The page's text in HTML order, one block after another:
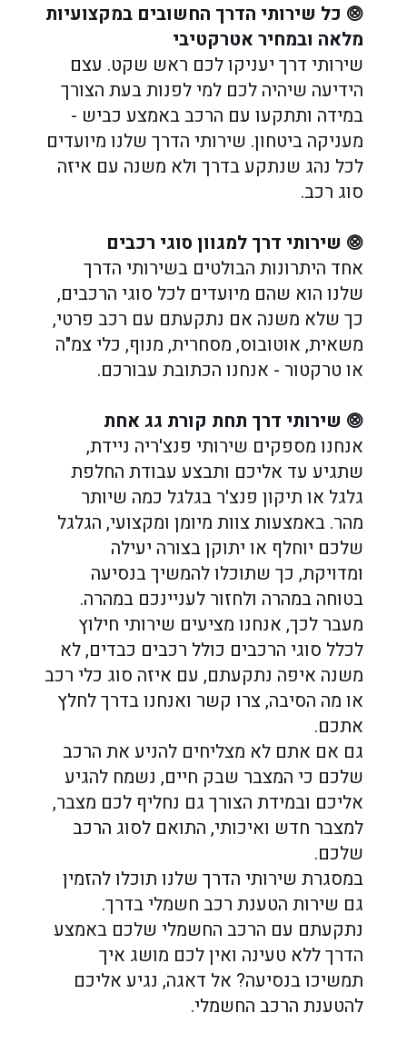
⨷ כל שירותי הדרך החשובים במקצועיות
מלאה ובמחיר אטרקטיבי
שירותי דרך יעניקו לכם ראש שקט. עצם
הידיעה שיהיה לכם למי לפנות בעת הצורך
במידה ותתקעו עם הרכב באמצע כביש -
מעניקה ביטחון. שירותי הדרך שלנו מיועדים
לכל נהג שנתקע בדרך ולא משנה עם איזה
סוג רכב.
⨷ שירותי דרך למגוון סוגי רכבים
אחד היתרונות הבולטים בשירותי הדרך
שלנו הוא שהם מיועדים לכל סוגי הרכבים,
כך שלא משנה אם נתקעתם עם רכב פרטי,
משאית, אוטובוס, מסחרית, מנוף, כלי צמ"ה
או טרקטור - אנחנו הכתובת עבורכם.
⨷ שירותי דרך תחת קורת גג אחת
אנחנו מספקים שירותי פנצ'ריה ניידת,
שתגיע עד אליכם ותבצע עבודת החלפת
גלגל או תיקון פנצ'ר בגלגל כמה שיותר
מהר. באמצעות צוות מיומן ומקצועי, הגלגל
שלכם יוחלף או יתוקן בצורה יעילה
ומדויקת, כך שתוכלו להמשיך בנסיעה
בטוחה במהרה ולחזור לעניינכם במהרה.
מעבר לכך, אנחנו מציעים שירותי חילוץ
לכלל סוגי הרכבים כולל רכבים כבדים, לא
משנה איפה נתקעתם, עם איזה סוג כלי רכב
או מה הסיבה, צרו קשר ואנחנו בדרך לחלץ
אתכם.
גם אם אתם לא מצליחים להניע את הרכב
שלכם כי המצבר שבק חיים, נשמח להגיע
אליכם ובמידת הצורך גם נחליף לכם מצבר,
למצבר חדש ואיכותי, התואם לסוג הרכב
שלכם.
במסגרת שירותי הדרך שלנו תוכלו להזמין
גם שירות הטענת רכב חשמלי בדרך.
נתקעתם עם הרכב החשמלי שלכם באמצע
הדרך ללא טעינה ואין לכם מושג איך
תמשיכו בנסיעה? אל דאגה, נגיע אליכם
להטענת הרכב החשמלי.